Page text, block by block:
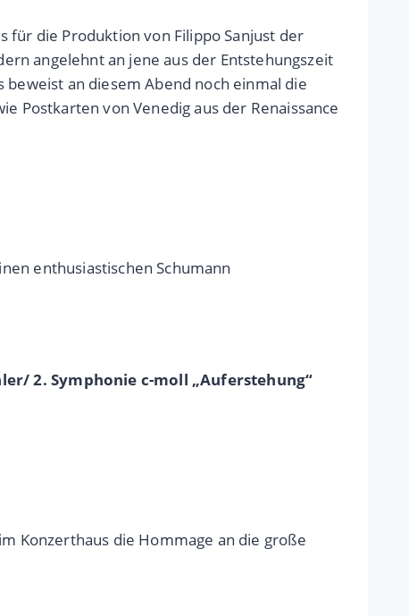
für die Produktion von Filippo Sanjust der
angelehnt an jene aus der Entstehungszeit
an diesem Abend noch einmal die
Postkarten von Venedig aus der Renaissance
enthusiastischen Schumann
2. Symphonie c-moll „Auferstehung“
Konzerthaus die Hommage an die große